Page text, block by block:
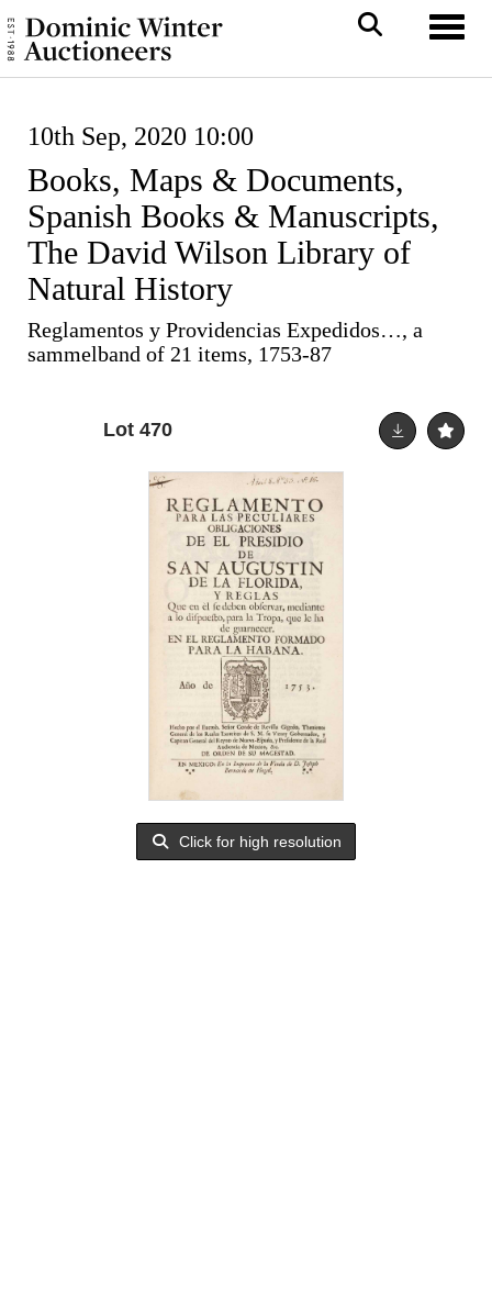
10th Sep, 2020 10:00
Books, Maps & Documents,
Spanish Books & Manuscripts,
The David Wilson Library of
Natural History
Reglamentos y Providencias Expedidos…, a
sammelband of 21 items, 1753-87
Lot 470
Click for high resolution